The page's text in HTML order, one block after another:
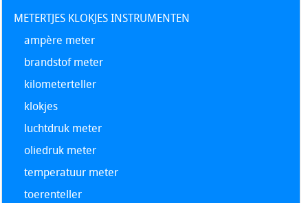
METERTJES KLOKJES INSTRUMENTEN
ampère meter
brandstof meter
kilometerteller
klokjes
luchtdruk meter
oliedruk meter
temperatuur meter
toerenteller